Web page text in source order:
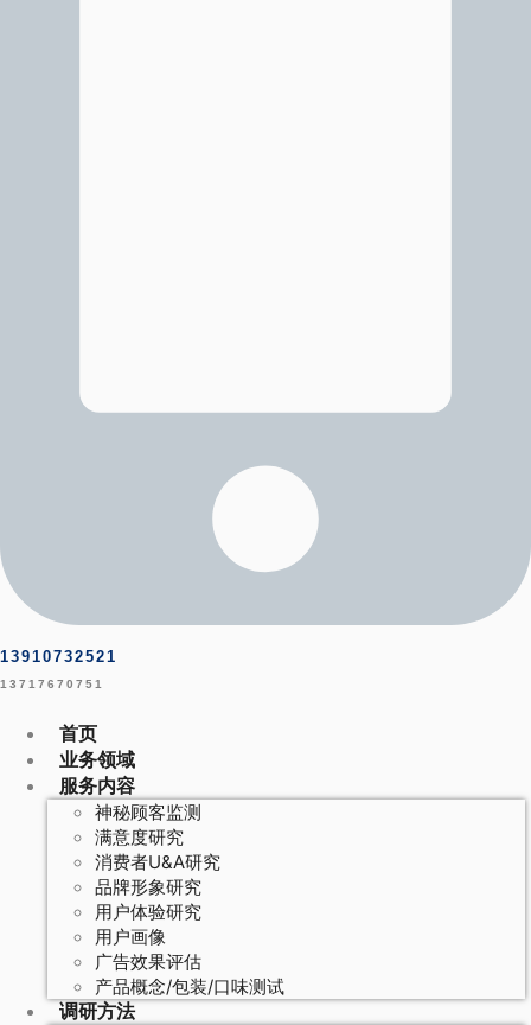
13910732521
13717670751
首页
业务领域
服务内容
神秘顾客监测
满意度研究
消费者U&A研究
品牌形象研究
用户体验研究
用户画像
广告效果评估
产品概念/包装/口味测试
调研方法